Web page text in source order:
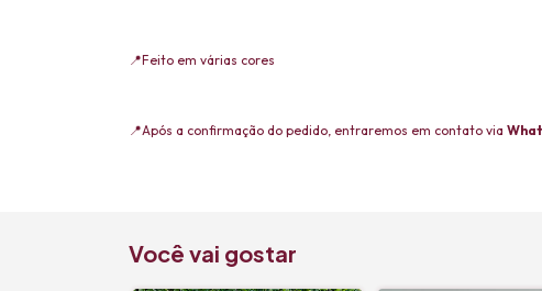
📍Feito em várias cores
📍Após a confirmação do pedido, entraremos em contato via
Você vai gostar